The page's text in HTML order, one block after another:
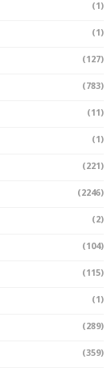
(1)
(1)
(127)
(783)
(11)
(1)
(221)
(2246)
(2)
(104)
(115)
(1)
(289)
(359)